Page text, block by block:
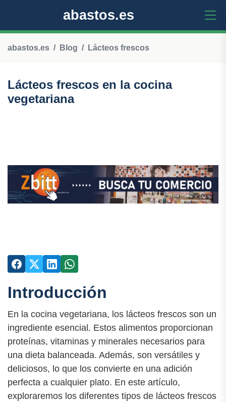
abastos.es
abastos.es Blog Lácteos frescos
Lácteos frescos en la cocina
vegetariana
Introducción
En la cocina vegetariana, los lácteos frescos son un
ingrediente esencial. Estos alimentos proporcionan
proteínas, vitaminas y minerales necesarios para
una dieta balanceada. Además, son versátiles y
deliciosos, lo que los convierte en una adición
perfecta a cualquier plato. En este artículo,
exploraremos los diferentes tipos de lácteos frescos